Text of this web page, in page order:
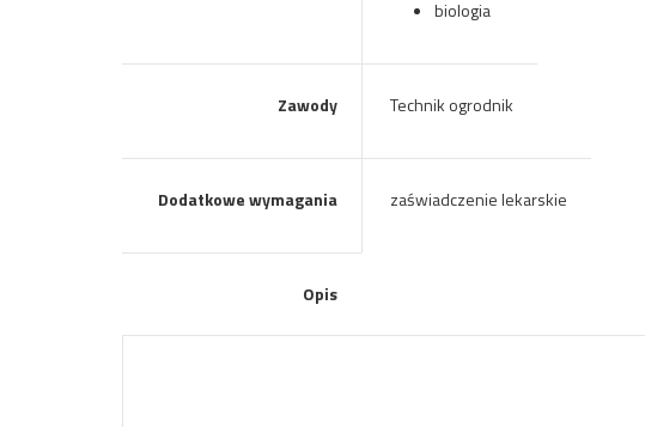
biologia
Zawody Technik ogrodnik
Dodatkowe wymagania zaświadczenie lekarskie
Opis